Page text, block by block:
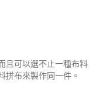
且可以選不止一種布料
拼布來製作同一件。